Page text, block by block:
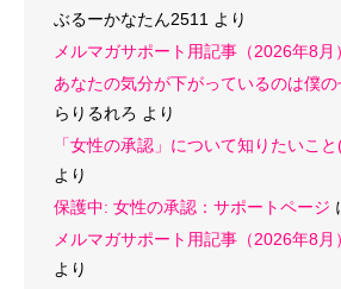
ぶるーかなたん2511 より
メルマガサポート用記事（2026年8月）
あなたの気分が下がっているのは僕の
らりるれろ より
「女性の承認」について知りたいこ
より
保護中: 女性の承認：サポートページ
メルマガサポート用記事（2026年8月）
より